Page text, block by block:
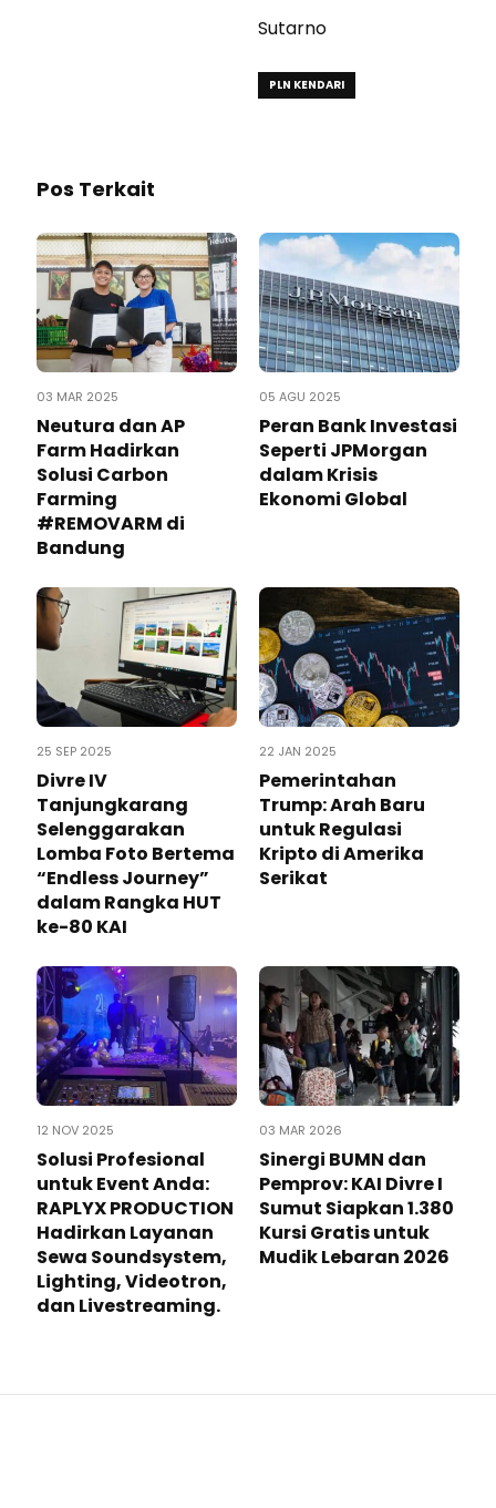
Sutarno
PLN KENDARI
Pos Terkait
03 MAR 2025
Neutura dan AP
Farm Hadirkan
Solusi Carbon
Farming
#REMOVARM di
Bandung
05 AGU 2025
Peran Bank Investasi
Seperti JPMorgan
dalam Krisis
Ekonomi Global
25 SEP 2025
Divre IV
Tanjungkarang
Selenggarakan
Lomba Foto Bertema
“Endless Journey”
dalam Rangka HUT
ke-80 KAI
22 JAN 2025
Pemerintahan
Trump: Arah Baru
untuk Regulasi
Kripto di Amerika
Serikat
12 NOV 2025
Solusi Profesional
untuk Event Anda:
RAPLYX PRODUCTION
Hadirkan Layanan
Sewa Soundsystem,
Lighting, Videotron,
dan Livestreaming.
03 MAR 2026
Sinergi BUMN dan
Pemprov: KAI Divre I
Sumut Siapkan 1.380
Kursi Gratis untuk
Mudik Lebaran 2026